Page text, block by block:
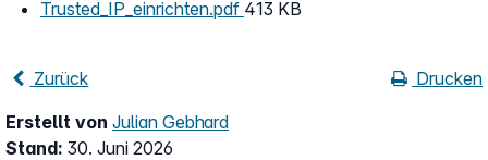
Trusted_IP_einrichten.pdf 413 KB
Zurück
Drucken
Erstellt von Julian Gebhard
Stand: 30. Juni 2026